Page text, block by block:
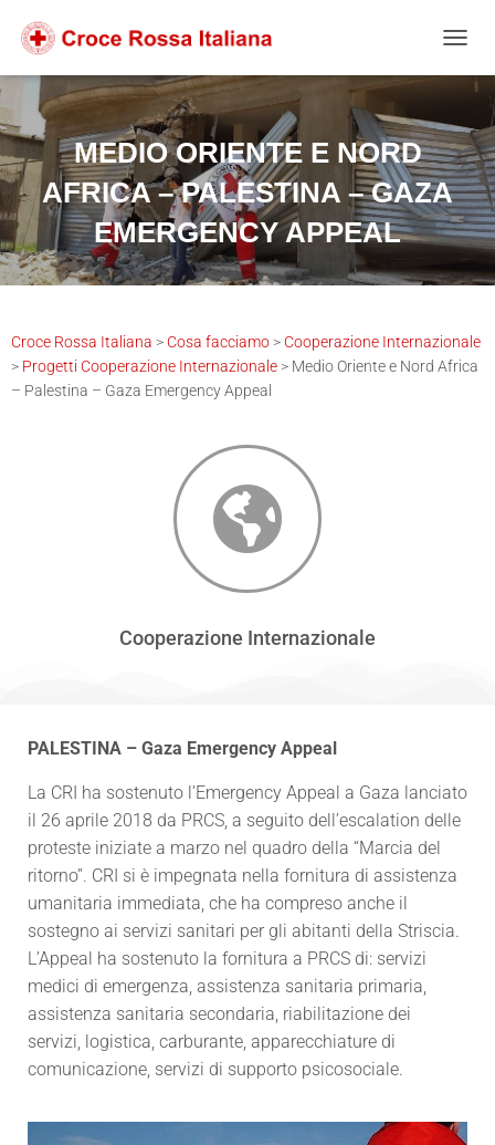
contenuto
alla
navigazione
footer
MEDIO ORIENTE E NORD
AFRICA – PALESTINA – GAZA
EMERGENCY APPEAL
Croce Rossa Italiana > Cosa facciamo > Cooperazione Internazionale
> Progetti Cooperazione Internazionale > Medio Oriente e Nord Africa
– Palestina – Gaza Emergency Appeal
Cooperazione Internazionale
PALESTINA – Gaza Emergency Appeal
La CRI ha sostenuto l’Emergency Appeal a Gaza lanciato
il 26 aprile 2018 da PRCS, a seguito dell’escalation delle
proteste iniziate a marzo nel quadro della “Marcia del
ritorno”. CRI si è impegnata nella fornitura di assistenza
umanitaria immediata, che ha compreso anche il
sostegno ai servizi sanitari per gli abitanti della Striscia.
L’Appeal ha sostenuto la fornitura a PRCS di: servizi
medici di emergenza, assistenza sanitaria primaria,
assistenza sanitaria secondaria, riabilitazione dei
servizi, logistica, carburante, apparecchiature di
comunicazione, servizi di supporto psicosociale.